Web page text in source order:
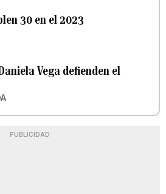
30 en el 2023
Vega defienden el
PUBLICIDAD